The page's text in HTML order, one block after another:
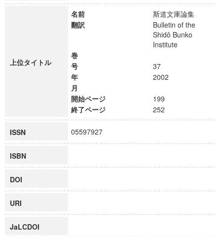
上位タイトル
名前
斯道文庫論集
翻訳
Bulletin of the
Shidô Bunko
Institute
巻
号
37
年
2002
月
開始ページ
199
終了ページ
252
ISSN 05597927
ISBN
DOI
URI
JaLCDOI